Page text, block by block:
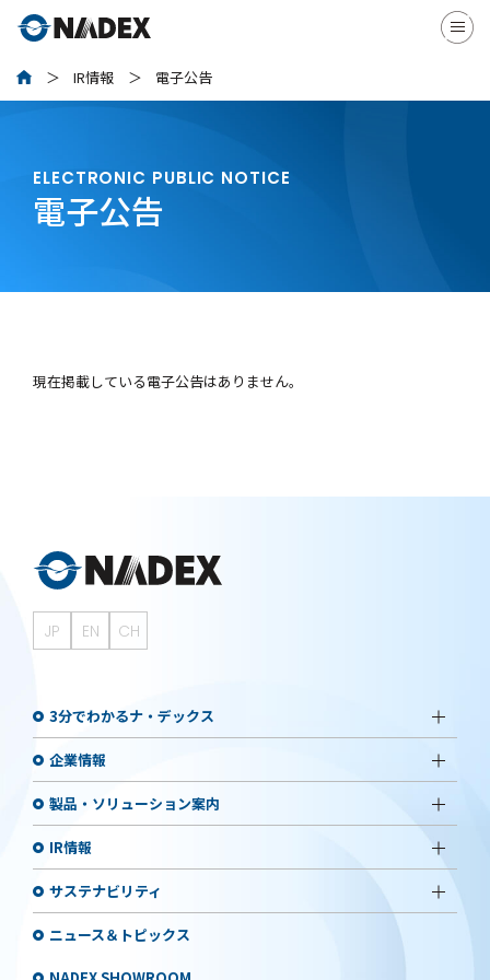
IR情報 電子公告
ELECTRONIC PUBLIC NOTICE
電子公告
現在掲載している電子公告はありません。
JP EN CH
3分でわかるナ・デックス
企業情報
製品・ソリューション案内
IR情報
サステナビリティ
ニュース＆トピックス